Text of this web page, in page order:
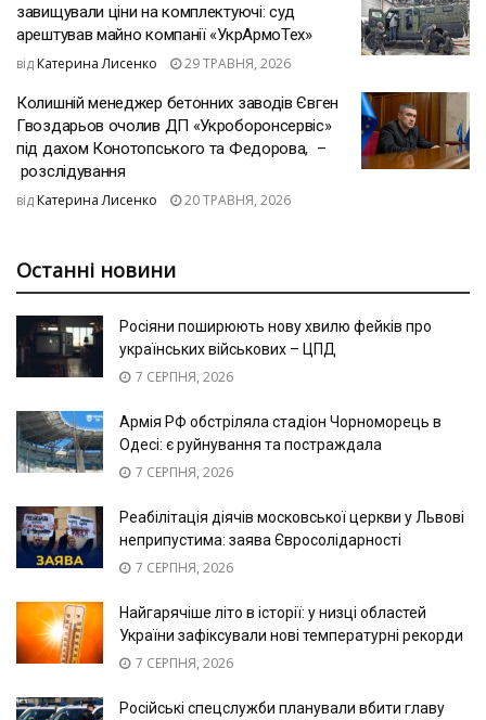
завищували ціни на комплектуючі: суд
арештував майно компанії «УкрАрмоТех»
від Катерина Лисенко 29 ТРАВНЯ, 2026
Колишній менеджер бетонних заводів Євген
Гвоздарьов очолив ДП «Укроборонсервіс»
під дахом Конотопського та Федорова, –
розслідування
від Катерина Лисенко 20 ТРАВНЯ, 2026
Останні новини
Росіяни поширюють нову хвилю фейків про
українських військових – ЦПД
7 СЕРПНЯ, 2026
Армія РФ обстріляла стадіон Чорноморець в
Одесі: є руйнування та постраждала
7 СЕРПНЯ, 2026
Реабілітація діячів московської церкви у Львові
неприпустима: заява Євросолідарності
7 СЕРПНЯ, 2026
Найгарячіше літо в історії: у низці областей
України зафіксували нові температурні рекорди
7 СЕРПНЯ, 2026
Російські спецслужби планували вбити главу